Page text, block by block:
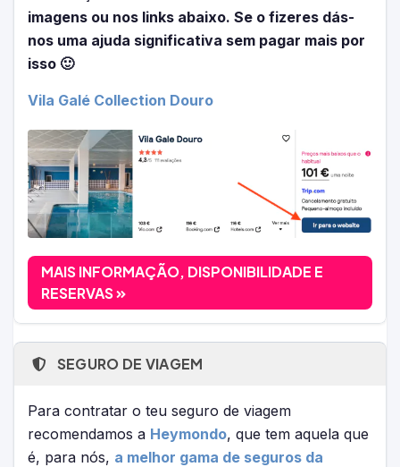
imagens ou nos links abaixo. Se o fizeres dás-
nos uma ajuda significativa sem pagar mais por
isso 🙂
Vila Galé Collection Douro
MAIS INFORMAÇÃO, DISPONIBILIDADE E
RESERVAS
SEGURO DE VIAGEM
Para contratar o teu seguro de viagem
recomendamos a Heymondo, que tem aquela que
é, para nós, a melhor gama de seguros da